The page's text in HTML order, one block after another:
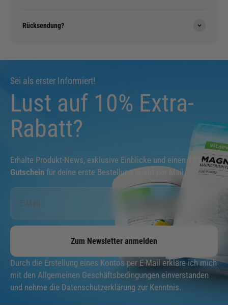
Rücksendung?
Sei als erster Informiert!
Lust auf 10% Extra-
Rabatt?
Erhalte Produkt-News, exklusive Einblicke und einen 10%
Gutschein für deine erste Bestellung direkt per Mail.
Zum Newsletter anmelden
Durch die Erstellung eines Kontos per E-Mail erkläre ich mich
mit den Allgemeinen Geschäftsbedingungen einverstanden
und nehme die Datenschutzerklärung zur Kenntnis.